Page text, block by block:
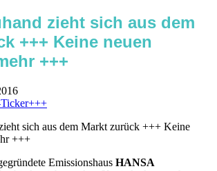
zieht sich aus dem
+++ Keine neuen
+++
Emissionshaus HANSA